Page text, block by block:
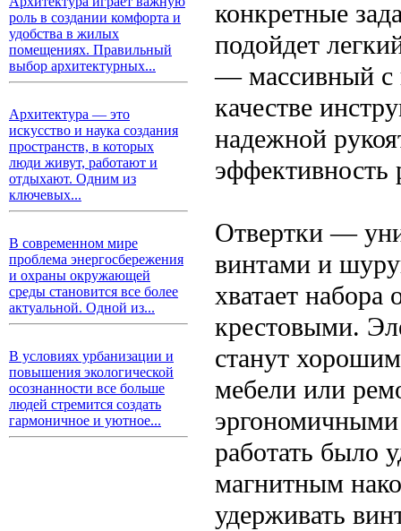
роль в создании комфорта и
удобства в жилых
помещениях. Правильный
выбор архитектурных...
Архитектура — это
искусство и наука создания
пространств, в которых
люди живут, работают и
отдыхают. Одним из
ключевых...
В современном мире
проблема энергосбережения
и охраны окружающей
среды становится все более
актуальной. Одной из...
В условиях урбанизации и
повышения экологической
осознанности все больше
людей стремится создать
гармоничное и уютное...
конкретные
подойдет
— массивный с
качестве
надежной
эффективность
Отвертки —
винтами и
хватает
крестовыми.
станут
мебели или
работать было
магнитным
удерживать